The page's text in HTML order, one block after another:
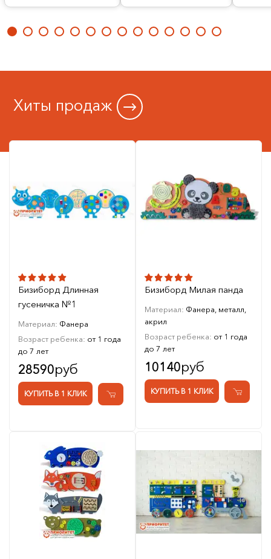
Хиты продаж
Бизиборд Длинная
гусеничка №1
Материал: Фанера
Возраст ребенка: от 1 года
до 7 лет
28590руб
КУПИТЬ В 1 КЛИК
Бизиборд Милая панда
Материал: Фанера, металл,
акрил
Возраст ребенка: от 1 года
до 7 лет
10140руб
КУПИТЬ В 1 КЛИК